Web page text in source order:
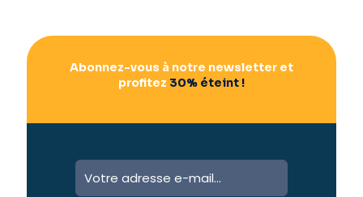
Abonnez-vous à notre newsletter et
profitez 30% éteint !